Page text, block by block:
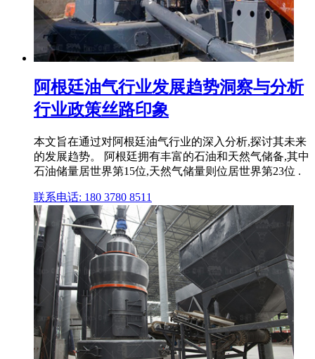
阿根廷油气行业发展趋势洞察与分析
行业政策丝路印象
本文旨在通过对阿根廷油气行业的深入分析,探讨其未来
的发展趋势。 阿根廷拥有丰富的石油和天然气储备,其中
石油储量居世界第15位,天然气储量则位居世界第23位 .
联系电话: 180 3780 8511